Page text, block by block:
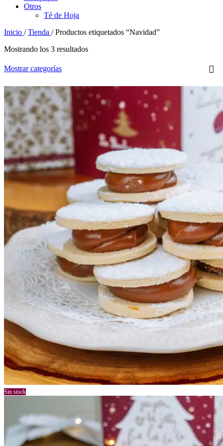
Otros
Té de Hoja
Inicio / Tienda / Productos etiquetados “Navidad”
Mostrando los 3 resultados
Mostrar categorías
Sin stock